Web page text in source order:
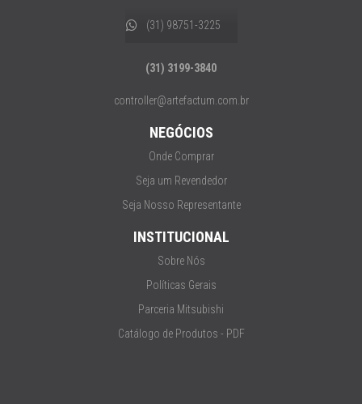
(31) 98751-3225
(31) 3199-3840
controller@artefactum.com.br
NEGÓCIOS
Onde Comprar
Seja um Revendedor
Seja Nosso Representante
INSTITUCIONAL
Sobre Nós
Políticas Gerais
Parceria Mitsubishi
Catálogo de Produtos - PDF